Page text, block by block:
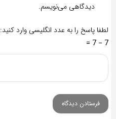
دیدگاهی می‌نویسم.
لطفا پاسخ را به عدد انگلیسی وارد کنید:
7 − 7 =